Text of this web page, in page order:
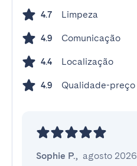
4.7 Limpeza
4.9 Comunicação
4.4 Localização
4.9 Qualidade-preço
Sophie P., agosto 2026